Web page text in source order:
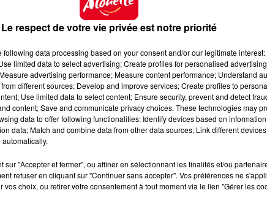
du District de foot du département, a
des dernières années. Ce dernier a été multiplié
de 200 000 licenciées en France.
Le respect de votre vie privée est notre priorité
following data processing based on your consent and/or our legitimate
limited data to select advertising; Create profiles for personalised
advertising performance; Measure content performance; Understand
different sources; Develop and improve services; Create profiles to
Use limited data to select content; Ensure security, prevent and detect
content; Save and communicate privacy choices. These technologies may
data to offer following functionalities: Identify devices based on
data; Match and combine data from other data sources; Link different
sur "Accepter et fermer", ou affiner en sélectionnant les finalités et/ou
refuser en cliquant sur "Continuer sans accepter". Vos préférences ne
vos choix, ou retirer votre consentement à tout moment via le lien "Gérer les